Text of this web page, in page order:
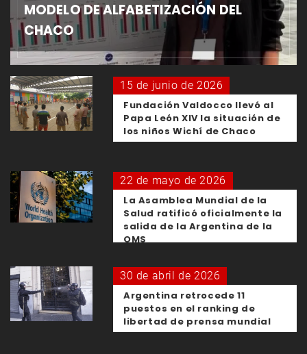
MODELO DE ALFABETIZACIÓN DEL
CHACO
15 de junio de 2026
Fundación Valdocco llevó al
Papa León XIV la situación de
los niños Wichí de Chaco
22 de mayo de 2026
La Asamblea Mundial de la
Salud ratificó oficialmente la
salida de la Argentina de la
OMS
30 de abril de 2026
Argentina retrocede 11
puestos en el ranking de
libertad de prensa mundial